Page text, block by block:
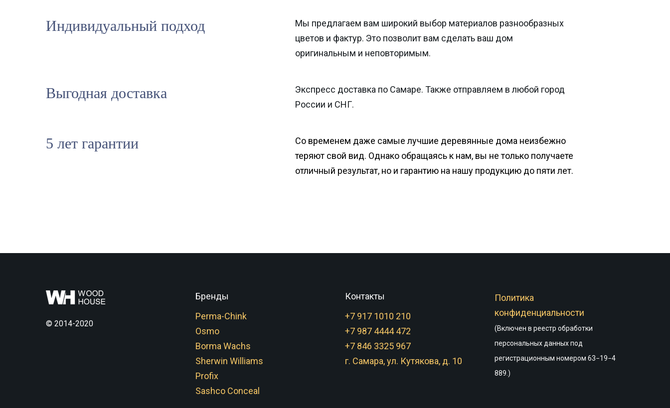
Индивидуальный подход
Мы предлагаем вам широкий выбор материалов разнообразных
цветов и фактур. Это позволит вам сделать ваш дом
оригинальным и неповторимым.
Выгодная доставка
Экспресс доставка по Самаре. Также отправляем в любой город
России и СНГ.
5 лет гарантии
Со временем даже самые лучшие деревянные дома неизбежно
теряют свой вид. Однако обращаясь к нам, вы не только получаете
отличный результат, но и гарантию на нашу продукцию до пяти лет.
© 2014-2020
Бренды
Perma-Chink
Osmo
Borma Wachs
Sherwin Williams
Profix
Sashco Conceal
Контакты
+7 917 1010 210
+7 987 4444 472
+7 846 3325 967
г. Самара, ул. Кутякова, д. 10
Политика
конфиденциальности
(Включен в реестр обработки
персональных данных под
регистрационным номером 63−19−4
889.)